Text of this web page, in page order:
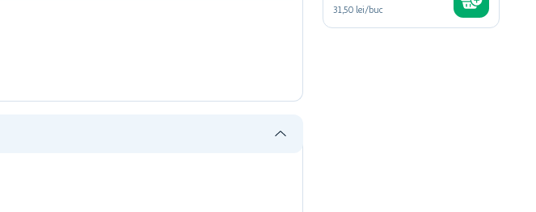
31,50 lei/buc